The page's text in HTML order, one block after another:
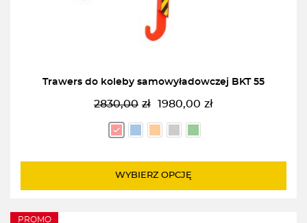
Trawers do koleby samowyładowczej BKT 55
2830,00 zł
Pierwotna
cena
wynosiła:
1980,00 zł
Aktualna
cena
wynosi:
WYBIERZ OPCJĘ
PROMO